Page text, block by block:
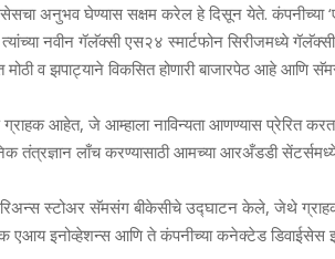
अनुभव घेण्‍यास सक्षम करेल हे दिसून येते.
नवीन गॅलॅक्‍सी एस२४ स्‍मार्टफोन सिरीजमध्‍ये
मोठी व झपाट्याने विकसित होणारी बाजारपेठ आहे आणि
ग्राहक आहेत, जे आम्‍हाला नाविन्‍यता आणण्‍यास प्रेरित
लाँच करण्‍यासाठी आमच्‍या आरअँडडी
स्‍टोअर सॅमसंग बीकेसीचे उद्घाटन केले, जेथे
इनोव्‍हेशन्‍स आणि ते कंपनीच्‍या कनेक्‍टेड डिवाईसेस